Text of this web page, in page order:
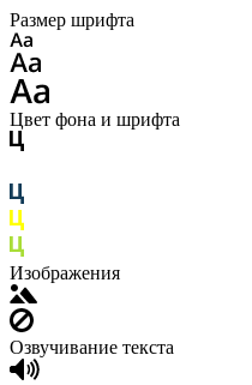
Размер шрифта
Цвет фона и шрифта
Изображения
Озвучивание текста